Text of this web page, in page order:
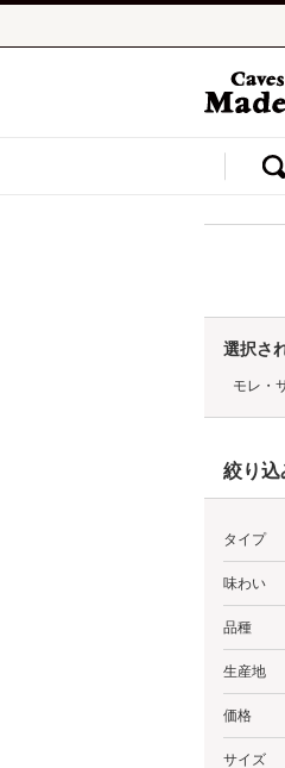
選択さ
モレ・
絞り込
タイプ
味わい
品種
生産地
価格
サイズ